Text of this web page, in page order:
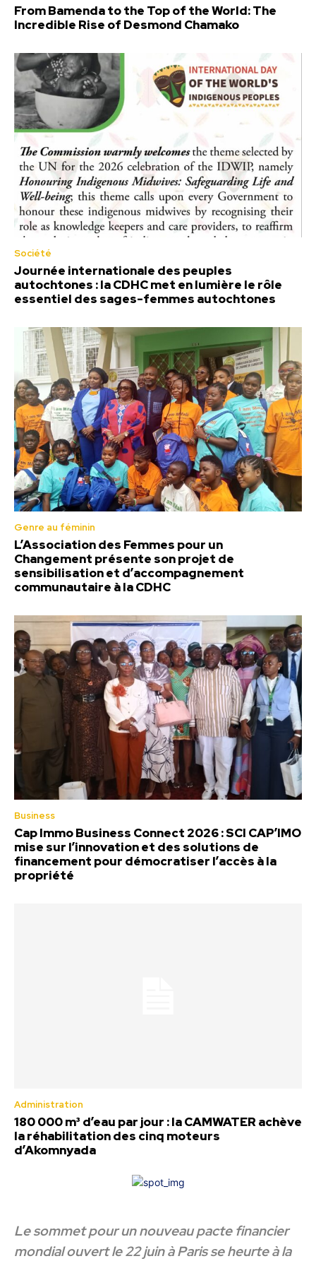
From Bamenda to the Top of the World: The
Incredible Rise of Desmond Chamako
Société
Journée internationale des peuples
autochtones : la CDHC met en lumière le rôle
essentiel des sages-femmes autochtones
Genre au féminin
L’Association des Femmes pour un
Changement présente son projet de
sensibilisation et d’accompagnement
communautaire à la CDHC
Business
Cap Immo Business Connect 2026 : SCI CAP’IMO
mise sur l’innovation et des solutions de
financement pour démocratiser l’accès à la
propriété
Administration
180 000 m³ d’eau par jour : la CAMWATER achève
la réhabilitation des cinq moteurs
d’Akomnyada
Le sommet pour un nouveau pacte financier
mondial ouvert le 22 juin à Paris se heurte à la